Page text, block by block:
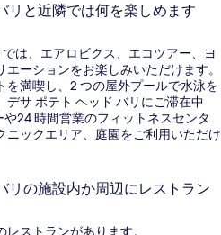
リと近隣では何を楽しめます
は、エアロビクス、エコツアー、ヨ
ーションをお楽しみいただけます。
を満喫し、2 つの屋外プールで水泳を
デサ ポテト ヘッド バリにご滞在中
24 時間営業のフィットネスセンタ
ニックエリア、庭園をご利用いただけ
リの施設内か周辺にレストラン
ストランがあります。